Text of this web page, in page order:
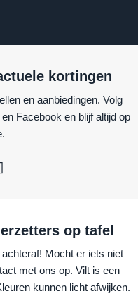
kortingen
en aanbiedingen. Volg
Facebook en blijf altijd op
op tafel
Mocht er iets niet
met ons op. Vilt is een
kunnen licht afwijken.